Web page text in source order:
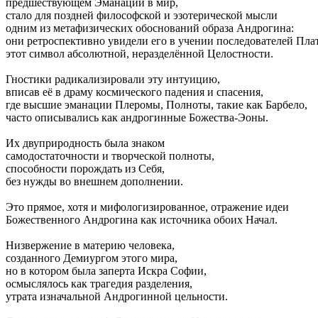
предшествующем Эманации в мир,
стало для поздней философской и эзотерической мысли
одним из метафизических обоснований образа Андрогина:
они ретроспективно увидели его в учении последователей
этот символ абсолютной, неразделённой Целостности.
Гностики радикализировали эту интуицию,
вписав её в драму космического падения и спасения,
где высшие эманации Плеромы, Полноты, такие как Барбело,
часто описывались как андрогинные Божества-Эоны.
Их двуприродность была знаком
самодостаточности и творческой полноты,
способности порождать из Себя,
без нужды во внешнем дополнении.
Это прямое, хотя и мифологизированное, отражение идеи
Божественного Андрогина как источника обоих Начал.
Низвержение в материю человека,
созданного Демиургом этого мира,
но в котором была заперта Искра Софии,
осмыслялось как трагедия разделения,
утрата изначальной Андрогинной цельности.